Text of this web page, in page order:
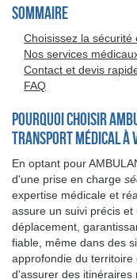
Sommaire
Choisissez la sécurité
Nos services
Contact et devis
FAQ
Pourquoi choisir
transport médical à
En optant pour
d'une prise en charge
expertise médicale et
assure un suivi précis
déplacement,
fiable, même dans des
approfondie du
d'assurer des itinéraires